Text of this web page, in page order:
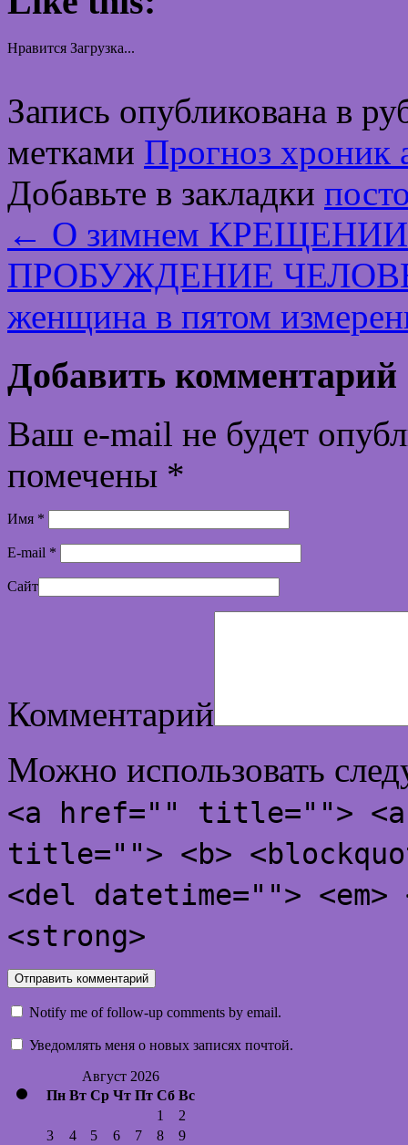
Нравится Загрузка...
Запись опубликована в
метками Прогноз хроник
Добавьте в закладки
← О зимнем КРЕЩЕНИИ
ПРОБУЖДЕНИЕ
женщина в пятом
Добавить комментарий
Ваш e-mail не будет
помечены *
Имя *
E-mail *
Сайт
Комментарий
Можно использовать
<a href="" title="">
title=""> <b>
<del datetime="">
<strong>
Notify me of follow-up comments by email.
Уведомлять меня о новых записях почтой.
Август 2026
Пн Вт Ср Чт Пт Сб Вс
1
2
3
4 5 6 7 8
9